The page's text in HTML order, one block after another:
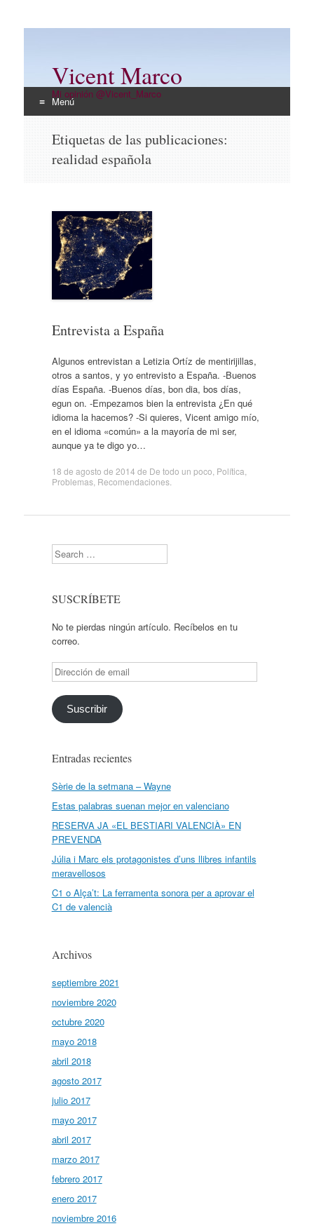
Vicent Marco
Mi opinión @Vicent_Marco
Menú
contenido
Etiquetas de las publicaciones:
realidad española
Entrevista a España
Algunos entrevistan a Letizia Ortíz de mentirijillas,
otros a santos, y yo entrevisto a España. -Buenos
días España. -Buenos días, bon dia, bos días,
egun on. -Empezamos bien la entrevista ¿En qué
idioma la hacemos? -Si quieres, Vicent amigo mío,
en el idioma «común» a la mayoría de mi ser,
aunque ya te digo yo…
18 de agosto de 2014 de De todo un poco Política
Problemas, Recomendaciones.
Search
SUSCRÍBETE
No te pierdas ningún artículo. Recíbelos en tu
correo.
Dirección
de
email
Suscribir
Entradas recientes
Sèrie de la setmana – Wayne
Estas palabras suenan mejor en valenciano
RESERVA JA «EL BESTIARI VALENCIÀ» EN
PREVENDA
Júlia i Marc els protagonistes d’uns llibres infantils
meravellosos
C1 o Alça’t: La ferramenta sonora per a aprovar el
C1 de valencià
Archivos
septiembre 2021
noviembre 2020
octubre 2020
mayo 2018
abril 2018
agosto 2017
julio 2017
mayo 2017
abril 2017
marzo 2017
febrero 2017
enero 2017
noviembre 2016